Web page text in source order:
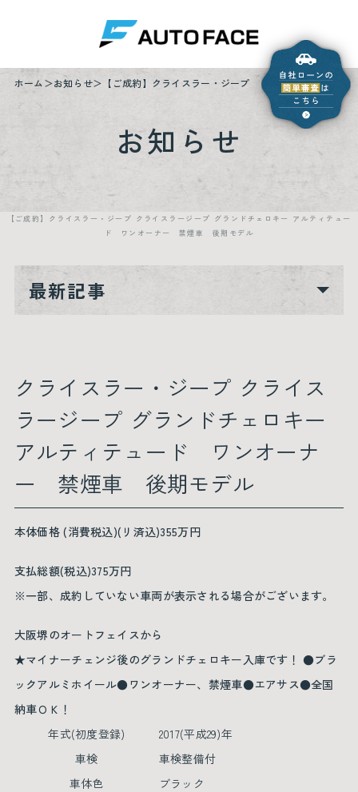
ホーム お知らせ 【ご成約】クライスラー・ジープ クライスラージー
【ご成約】クライスラー・ジープ クライスラージープ グランドチェロキー アルティテュー
ド ワンオーナー 禁煙車 後期モデル
お知らせ
最新記事
クライスラー・ジープ クライス
ラージープ グランドチェロキー
アルティテュード ワンオーナ
ー 禁煙車 後期モデル
本体価格 (消費税込)(リ済込)355万円
支払総額(税込)375万円
※一部、成約していない車両が表示される場合がございます。
大阪堺のオートフェイスから
★マイナーチェンジ後のグランドチェロキー入庫です！ ●ブラ
ックアルミホイール●ワンオーナー、禁煙車●エアサス●全国
納車ＯＫ！
年式(初度登録)
2017(平成29)年
車検
車検整備付
車体色
ブラック